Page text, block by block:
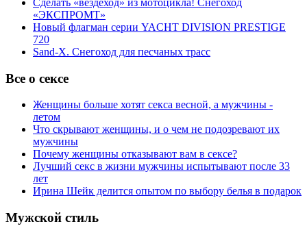
Сделать «вездеход» из мотоцикла! Снегоход
«ЭКСПРОМТ»
Новый флагман серии YACHT DIVISION PRESTIGE
720
Sand-X. Снегоход для песчаных трасс
Все о сексе
Женщины больше хотят секса весной, а мужчины -
летом
Что скрывают женщины, и о чем не подозревают их
мужчины
Почему женщины отказывают вам в сексе?
Лучший секс в жизни мужчины испытывают после 33
лет
Ирина Шейк делится опытом по выбору белья в подарок
Мужской стиль